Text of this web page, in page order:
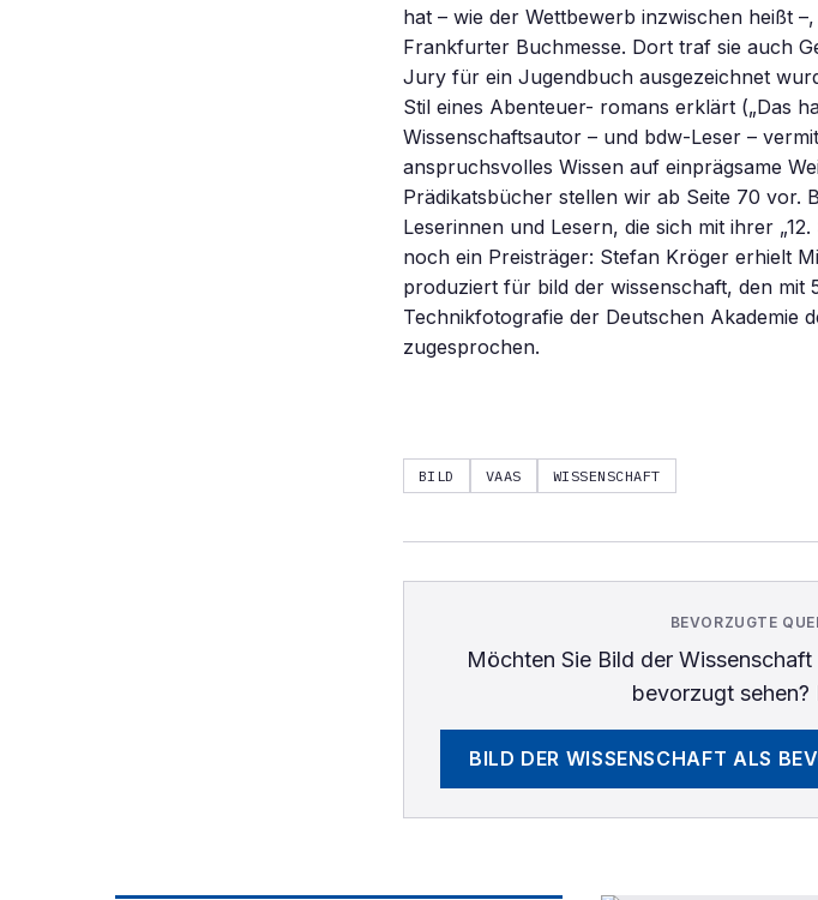
hat – wie der Wettbewerb inzwischen heißt
Frankfurter Buchmesse. Dort traf sie auch
Jury für ein Jugendbuch ausgezeichnet
Stil eines Abenteuer- romans erklärt („Das
Wissenschaftsautor – und bdw-Leser –
anspruchsvolles Wissen auf einprägsame
Prädikatsbücher stellen wir ab Seite 70 vor.
Leserinnen und Lesern, die sich mit ihrer
noch ein Preisträger: Stefan Kröger erhielt
produziert für bild der wissenschaft, den mit
Technikfotografie der Deutschen Akademie
zugesprochen.
BILD VAAS WISSENSCHAFT
BEVORZUGTE
Möchten Sie Bild der Wissenschaft
bevorzugt sehen?
BILD DER WISSENSCHAFT ALS